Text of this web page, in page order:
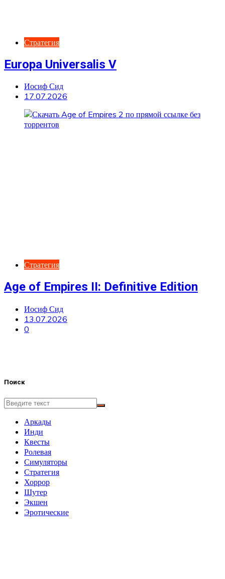
Стратегия
Europa Universalis V
Иосиф Сид
17.07.2026
Стратегия
Age of Empires II: Definitive Edition
Иосиф Сид
13.07.2026
0
Поиск
Аркады
Инди
Квесты
Ролевая
Симуляторы
Стратегия
Хоррор
Шутер
Экшен
Эротические